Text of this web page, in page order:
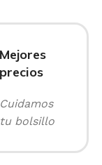
Mejores
precios
Cuidamos
tu bolsillo